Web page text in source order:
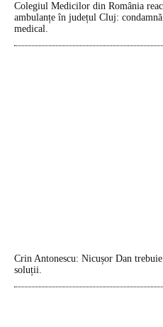
Colegiul Medicilor din România
ambulanțe în județul Cluj:
medical.
Crin Antonescu: Nicușor Dan
soluții.